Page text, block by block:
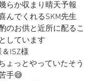
らか収まり晴天予報
んでくれるSKM先生
のお供と近所に配るこ
しています
ISZ様
ょっとやっていたそう
手😅